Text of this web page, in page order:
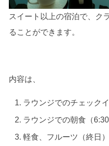
スイート以上の宿泊で、ク
ることができます。
内容は、
ラウンジでのチェック
ラウンジでの朝食（
軽食、フルーツ（終日）